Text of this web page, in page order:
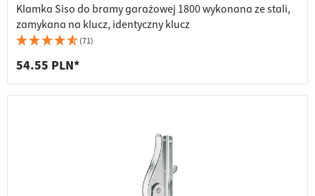
Klamka Siso do bramy garażowej 1800 wykonana ze stali,
zamykana na klucz, identyczny klucz
(71)
54.55 PLN*